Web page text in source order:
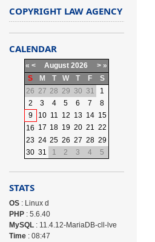
COPYRIGHT LAW AGENCY
CALENDAR
« < August 2026 > »
S
M T W T F
S
26 27 28 29 30 31
1
2
3 4 5 6 7
8
9
10 11 12 13 14 15
16 17 18 19 20 21 22
23 24 25 26 27 28 29
30 31 1 2 3 4 5
STATS
OS: Linux d
PHP: 5.6.40
MySQL: 11.4.12-MariaDB-cll-lve
Time: 08:47